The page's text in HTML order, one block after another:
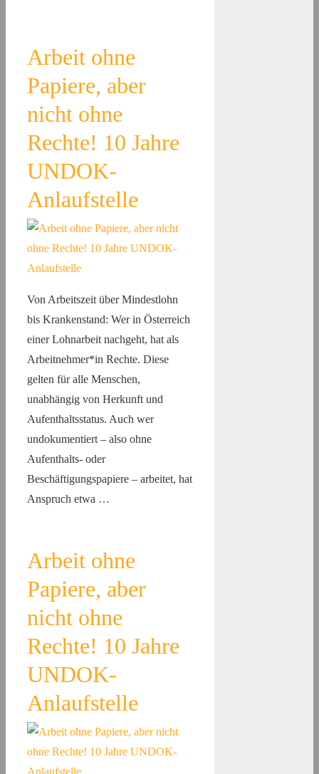
Arbeit ohne
Papiere, aber
nicht ohne
Rechte! 10 Jahre
UNDOK-
Anlaufstelle
Von Arbeitszeit über Mindestlohn
bis Krankenstand: Wer in Österreich
einer Lohnarbeit nachgeht, hat als
Arbeitnehmer*in Rechte. Diese
gelten für alle Menschen,
unabhängig von Herkunft und
Aufenthaltsstatus. Auch wer
undokumentiert – also ohne
Aufenthalts- oder
Beschäftigungspapiere – arbeitet, hat
Anspruch etwa …
Arbeit ohne
Papiere, aber
nicht ohne
Rechte! 10 Jahre
UNDOK-
Anlaufstelle